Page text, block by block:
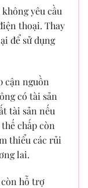
không yêu cầu
thoại. Thay
để sử dụng
cận nguồn
có tài sản
tài sản nếu
chấp còn
thiểu các rủi
lai.
còn hỗ trợ